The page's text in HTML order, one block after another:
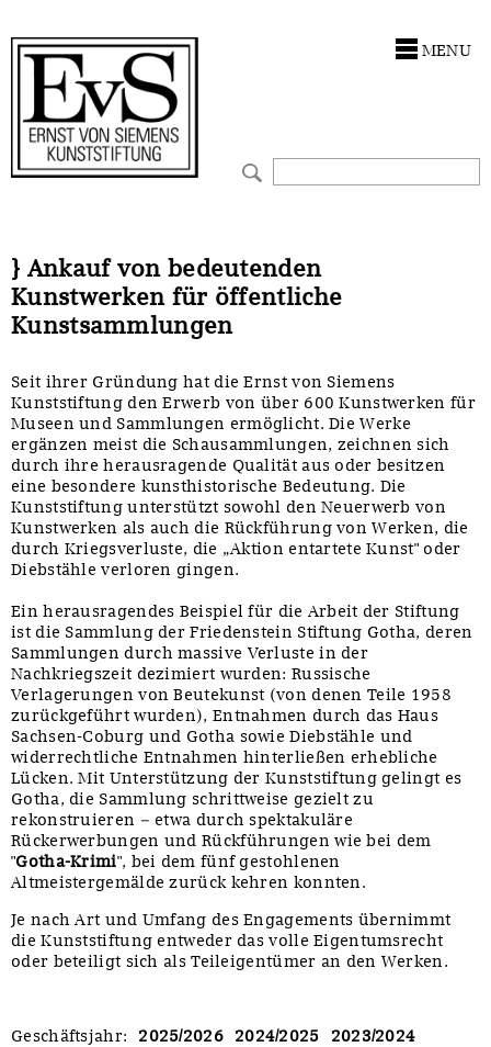
MENU
} Ankauf von bedeutenden
Kunstwerken für öffentliche
Kunstsammlungen
Seit ihrer Gründung hat die Ernst von Siemens
Kunststiftung den Erwerb von über 600 Kunstwerken für
Museen und Sammlungen ermöglicht. Die Werke
ergänzen meist die Schausammlungen, zeichnen sich
durch ihre herausragende Qualität aus oder besitzen
eine besondere kunsthistorische Bedeutung. Die
Kunststiftung unterstützt sowohl den Neuerwerb von
Kunstwerken als auch die Rückführung von Werken, die
durch Kriegsverluste, die „Aktion entartete Kunst" oder
Diebstähle verloren gingen.
Ein herausragendes Beispiel für die Arbeit der Stiftung
ist die Sammlung der Friedenstein Stiftung Gotha, deren
Sammlungen durch massive Verluste in der
Nachkriegszeit dezimiert wurden: Russische
Verlagerungen von Beutekunst (von denen Teile 1958
zurückgeführt wurden), Entnahmen durch das Haus
Sachsen-Coburg und Gotha sowie Diebstähle und
widerrechtliche Entnahmen hinterließen erhebliche
Lücken. Mit Unterstützung der Kunststiftung gelingt es
Gotha, die Sammlung schrittweise gezielt zu
rekonstruieren – etwa durch spektakuläre
Rückerwerbungen und Rückführungen wie bei dem
"Gotha-Krimi", bei dem fünf gestohlenen
Altmeistergemälde zurück kehren konnten.
Je nach Art und Umfang des Engagements übernimmt
die Kunststiftung entweder das volle Eigentumsrecht
oder beteiligt sich als Teileigentümer an den Werken.
Geschäftsjahr: 2025/2026 2024/2025
2023/2024
Förderphilosophie
Gremien
Presse und Neuigkeiten
Ankauf
Restaurierungen
Werkverzeichnisse
Zwischenfinanzierung